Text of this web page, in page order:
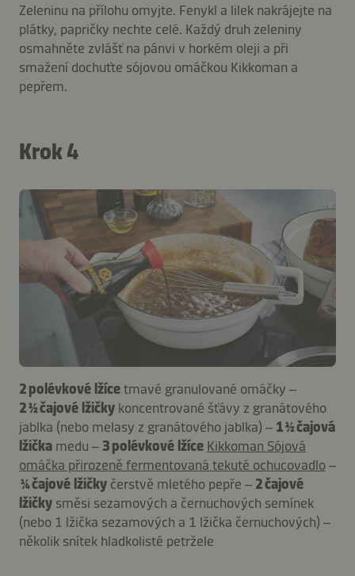
Zeleninu na přílohu omyjte. Fenykl a lilek nakrájejte na
plátky, papričky nechte celé. Každý druh zeleniny
osmahněte zvlášť na pánvi v horkém oleji a při
smažení dochuťte sójovou omáčkou Kikkoman a
pepřem.
Krok 4
2 polévkové lžícetmavé granulované omáčky –
2 ½ čajové lžičky koncentrované šťávy z granátového
jablka (nebo melasy z granátového jablka) – 1 ½ čajová
lžička medu – 3 polévkové lžíce Kikkoman Sójová
omáčka přirozeně fermentovaná tekuté ochucovadlo–
¼ čajové lžičky čerstvě mletého pepře – 2 čajové
lžičky směsi sezamových a černuchových semínek
(nebo 1 lžička sezamových a 1 lžička černuchových) –
několik snítek hladkolisté petržele